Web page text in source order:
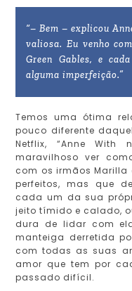
“– Bem – explicou
valiosa. Eu venho
Green Gables, e
alguma imperfeição.”
Temos uma ótima
pouco diferente
Netflix, “Anne With
maravilhoso ver
com os irmãos Marilla
perfeitos, mas que
cada um da sua
jeito tímido e calado,
dura de lidar com
manteiga derretida
com todas as suas
amor que tem por
passado difícil.